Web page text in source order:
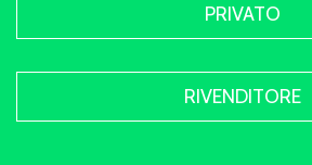
PRIVATO
RIVENDITORE